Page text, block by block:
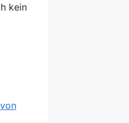
kein